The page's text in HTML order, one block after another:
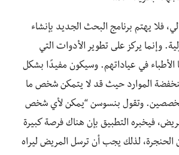
فلا يهتم برنامج البحث الجديد بإنشاء
وإنما يركز على تطوير الأدوات التي
في عياداتهم. وسيكون مفيدًا بشكل
الموارد حيث قد لا يتمكن شخص ما
وتقول بنسوسن “يمكن لأي شخص
فيخبره التطبيق بإن هناك فرصة كبيرة
الحنجرة، لذلك يجب أن ترسل المريض ليراه